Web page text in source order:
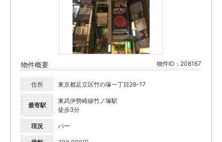
物件概要 物件ID：208167
住所 東京都足立区竹の塚一丁目28-17
最寄駅
東武伊勢崎線竹ノ塚駅
徒歩3分
現況 バー